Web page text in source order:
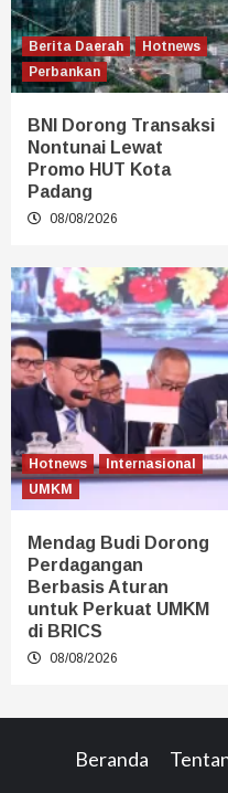
Berita Daerah
Hotnews
Perbankan
BNI Dorong Transaksi
Nontunai Lewat
Promo HUT Kota
Padang
08/08/2026
Hotnews
Internasional
UMKM
Mendag Budi Dorong
Perdagangan
Berbasis Aturan
untuk Perkuat UMKM
di BRICS
08/08/2026
Beranda